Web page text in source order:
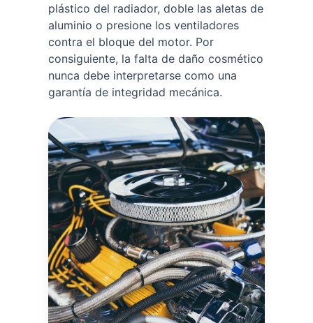
plástico del radiador, doble las aletas de
aluminio o presione los ventiladores
contra el bloque del motor. Por
consiguiente, la falta de daño cosmético
nunca debe interpretarse como una
garantía de integridad mecánica.